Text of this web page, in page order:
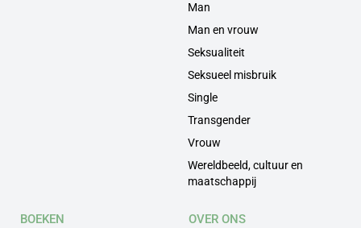
Man
Man en vrouw
Seksualiteit
Seksueel misbruik
Single
Transgender
Vrouw
Wereldbeeld, cultuur en
maatschappij
BOEKEN OVER ONS